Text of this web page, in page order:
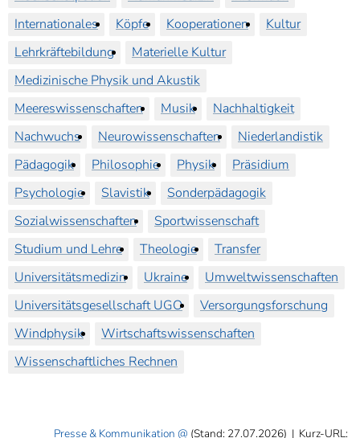
Internationales
Köpfe Kooperationen
Kultur
Lehrkräftebildung
Materielle Kultur
Medizinische Physik und Akustik
Meereswissenschaften
Musik
Nachhaltigkeit
Nachwuchs
Neurowissenschaften
Niederlandistik
Pädagogik
Philosophie Physik
Präsidium
Psychologie
Slavistik
Sonderpädagogik
Sozialwissenschaften
Sportwissenschaft
Studium und Lehre
Theologie
Transfer
Universitätsmedizin
Ukraine
Umweltwissenschaften
Universitätsgesellschaft UGO
Versorgungsforschung
Windphysik
Wirtschaftswissenschaften
Wissenschaftliches Rechnen
Presse & Kommunikation (Stand: 27.07.2026) | Kurz-URL: